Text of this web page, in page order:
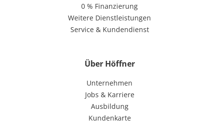
0 % Finanzierung
Weitere Dienstleistungen
Service & Kundendienst
Über Höffner
Unternehmen
Jobs & Karriere
Ausbildung
Kundenkarte